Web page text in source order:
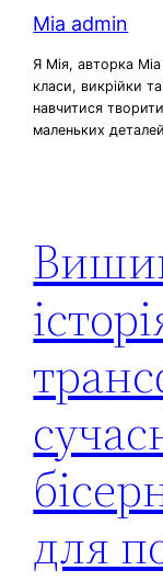
Mia admin
Я Мія, авторка
класи, викрійки
навчитися
маленьких
для